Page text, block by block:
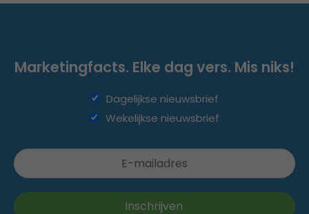
Marketingfacts. Elke dag vers. Mis niks!
Dagelijkse nieuwsbrief
Wekelijkse nieuwsbrief